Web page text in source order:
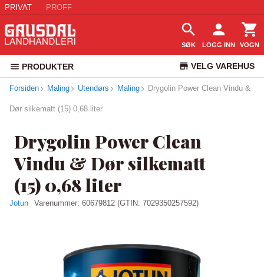
PRIVAT PROFF
SØK LOGG INN VOGN
PRODUKTER VELG VAREHUS
KUNDESERVICE
Forsiden Maling Utendørs Maling Drygolin Power Clean Vindu &
Dør silkematt (15) 0,68 liter
Drygolin Power Clean
Vindu & Dør silkematt
(15) 0,68 liter
Jotun Varenummer: 60679812 (GTIN: 7029350257592)